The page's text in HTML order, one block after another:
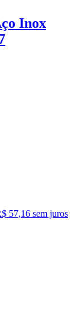
Inox
57,16 sem juros